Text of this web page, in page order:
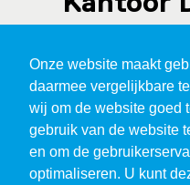
Onze website maakt
daarmee vergelijkbare
wij om de website goed
gebruik van de website
en om de
optimaliseren. U kunt
1760